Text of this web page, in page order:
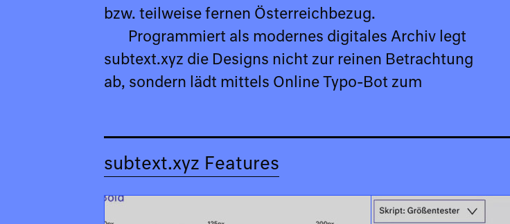
bzw. teilweise fernen Österreichbezug.
Programmiert als modernes digitales Archiv legt
subtext.xyz die Designs nicht zur reinen Betrachtung
ab, sondern lädt mittels Online Typo-Bot zum
Schriftlabels zu beziehen. Wir bitten um
subtext.xyz Features